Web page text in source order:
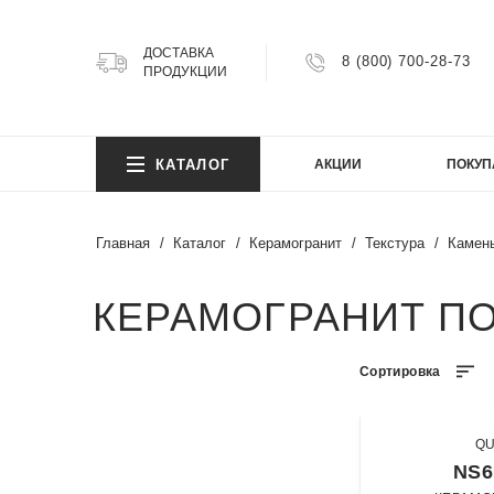
ДОСТАВКА
ПРОДУКЦИИ
8 (800) 700-28-73
КАТАЛОГ
Atlas
Axion
АКЦИИ
Atlas
Bright
Cosmic
Gravel
Infinity
Главная Каталог Керамогранит Текстура
КЕРАМОГРАНИТ
Сортировка